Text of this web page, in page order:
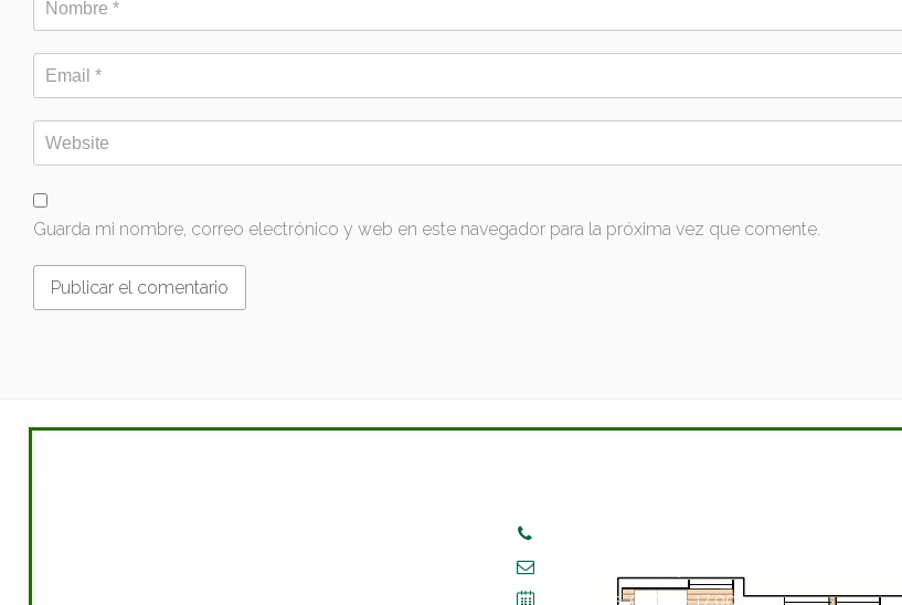
Guarda mi nombre, correo electrónico y web en este navegador para la próxima vez que comente.
Lun. – Vie. 09:00 – 17:00